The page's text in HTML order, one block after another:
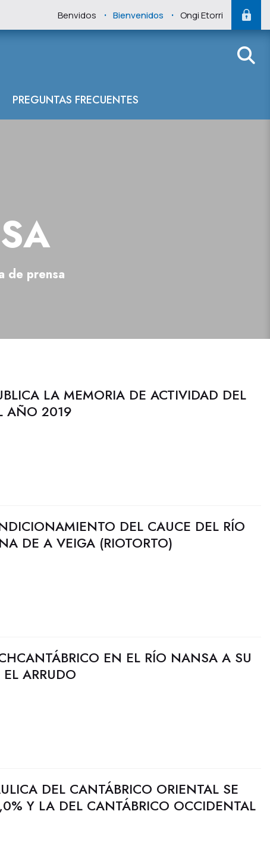
Benvidos . Bienvenidos . Ongi Etorri
PREGUNTAS FRECUENTES
de prensa
LA MEMORIA DE ACTIVIDAD DEL
AÑO 2019
DEL CAUCE DEL RÍO
DE A VEIGA (RIOTORTO)
EN EL RÍO NANSA A SU
ARRUDO
DEL CANTÁBRICO ORIENTAL SE
Y LA DEL CANTÁBRICO OCCIDENTAL